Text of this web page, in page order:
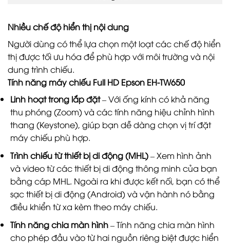
Nhiều chế độ hiển thị nội dung
Người dùng có thể lựa chọn một loạt các chế độ hiển
thị được tối ưu hóa để phù hợp với môi trường và nội
dung trình chiếu.
Tính năng máy chiếu Full HD Epson EH-TW650
Linh hoạt trong lắp đặt– Với ống kính có khả năng
thu phóng (Zoom) và các tính năng hiệu chỉnh hình
thang (Keystone), giúp bạn dễ dàng chọn vị trí đặt
máy chiếu phù hợp.
Trình chiếu từ thiết bị di động (MHL)– Xem hình ảnh
và video từ các thiết bị di động thông minh của bạn
bằng cáp MHL. Ngoài ra khi được kết nối, bạn có thể
sạc thiết bị di động (Android) và vận hành nó bằng
điều khiển từ xa kèm theo máy chiếu.
Tính năng chia màn hình– Tính năng chia màn hình
cho phép đầu vào từ hai nguồn riêng biệt được hiển